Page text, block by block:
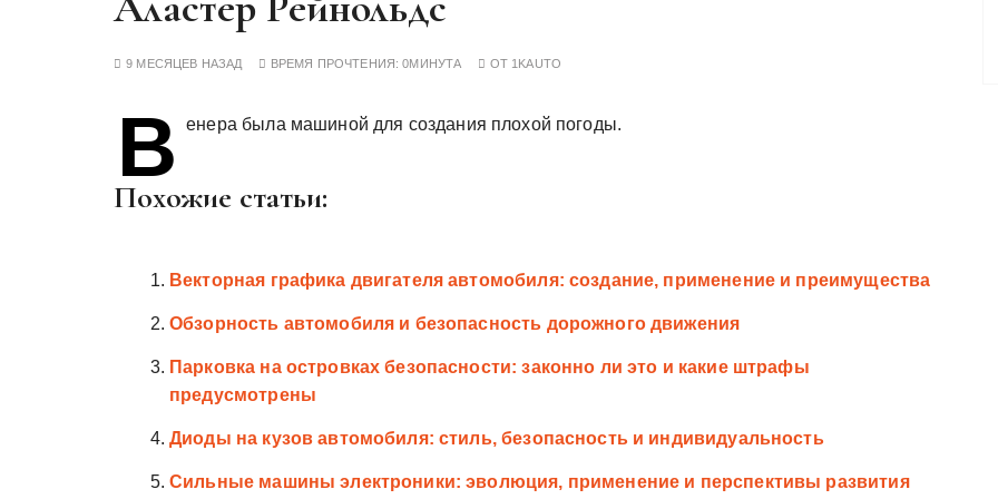
9 МЕСЯЦЕВ НАЗАД ВРЕМЯ ПРОЧТЕНИЯ:0МИНУТА ОТ 1KAUTO
В енера была машиной для создания плохой погоды.
Похожие статьи:
Векторная графика двигателя автомобиля: создание, применение и преимущества
Обзорность автомобиля и безопасность дорожного движения
Парковка на островках безопасности: законно ли это и какие штрафы
предусмотрены
Диоды на кузов автомобиля: стиль, безопасность и индивидуальность
Сильные машины электроники: эволюция, применение и перспективы развития